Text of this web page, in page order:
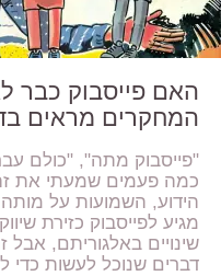
האם פייסבוק כבר
המחקרים מראים
"פייסבוק מתה", "כולם
כמה פעמים שמעתי את
הידוע, השמועות על מותה
מגיע לפייסבוק כזירת
שינויים באלגוריתם,
דברים שנוכל לעשות כדי